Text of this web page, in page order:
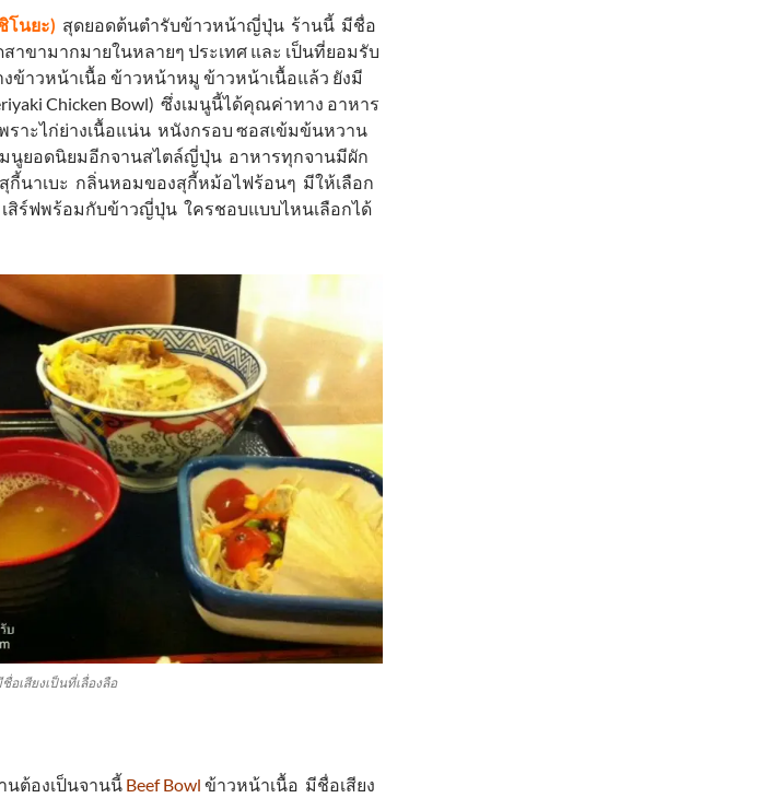
โนยะ) สุดยอดต้นตำรับข้าวหน้าญี่ปุ่น ร้านนี้ มีชื่อ
สาขามากมายในหลายๆ ประเทศ และ เป็นที่ยอมรับ
ข้าวหน้าเนื้อ ข้าวหน้าหมู ข้าวหน้าเนื้อแล้ว ยังมี
Chicken Bowl) ซึ่งเมนูนี้ได้คุณค่าทาง อาหาร
ราะไก่ย่างเนื้อแน่น หนังกรอบ ซอสเข้มข้นหวาน
มนูยอดนิยมอีกจานสไตล์ญี่ปุ่น อาหารทุกจานมีผัก
กี้นาเบะ กลิ่นหอมของสุกี้หม้อไฟร้อนๆ มีให้เลือก
สิร์ฟพร้อมกับข้าวญี่ปุ่น ใครชอบแบบไหนเลือกได้
อเสียงเป็นที่เลื่องลือ
นต้องเป็นจานนี้ Beef Bowl ข้าวหน้าเนื้อ มีชื่อเสียง